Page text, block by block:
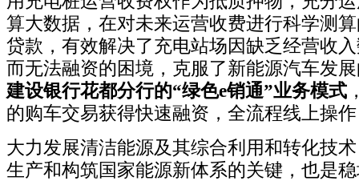
算大数据，在对未来运营收费进行科学测
贷款，有效解决了充电站场因缺乏经营收
而无法融资的困境，克服了新能源汽车发
建设银行花都分行的“绿色e销通”业务模式
的购车交易获得快速融资，全流程线上操
大力发展清洁能源及其综合利用和转化技
生产和构筑国家能源新体系的关键，也是